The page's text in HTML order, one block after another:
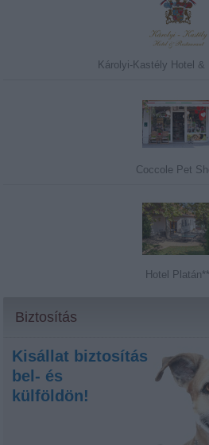
Károlyi-Kastély Hotel &
Coccole Pet
Hotel Platán**
Biztosítás
Kisállat biztosítás
bel- és
külföldön!